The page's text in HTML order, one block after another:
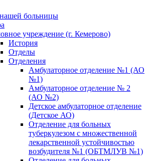
больницы
учреждение (г. Кемерово)
История
Отделы
Отделения
Амбулаторное отделение №1 (АО
№1)
Амбулаторное отделение № 2
(АО №2)
Детское амбулаторное отделение
(Детское АО)
Отделение для больных
туберкулезом с множественной
лекарственной устойчивостью
возбудителя №1 (ОБТМЛУВ №1)